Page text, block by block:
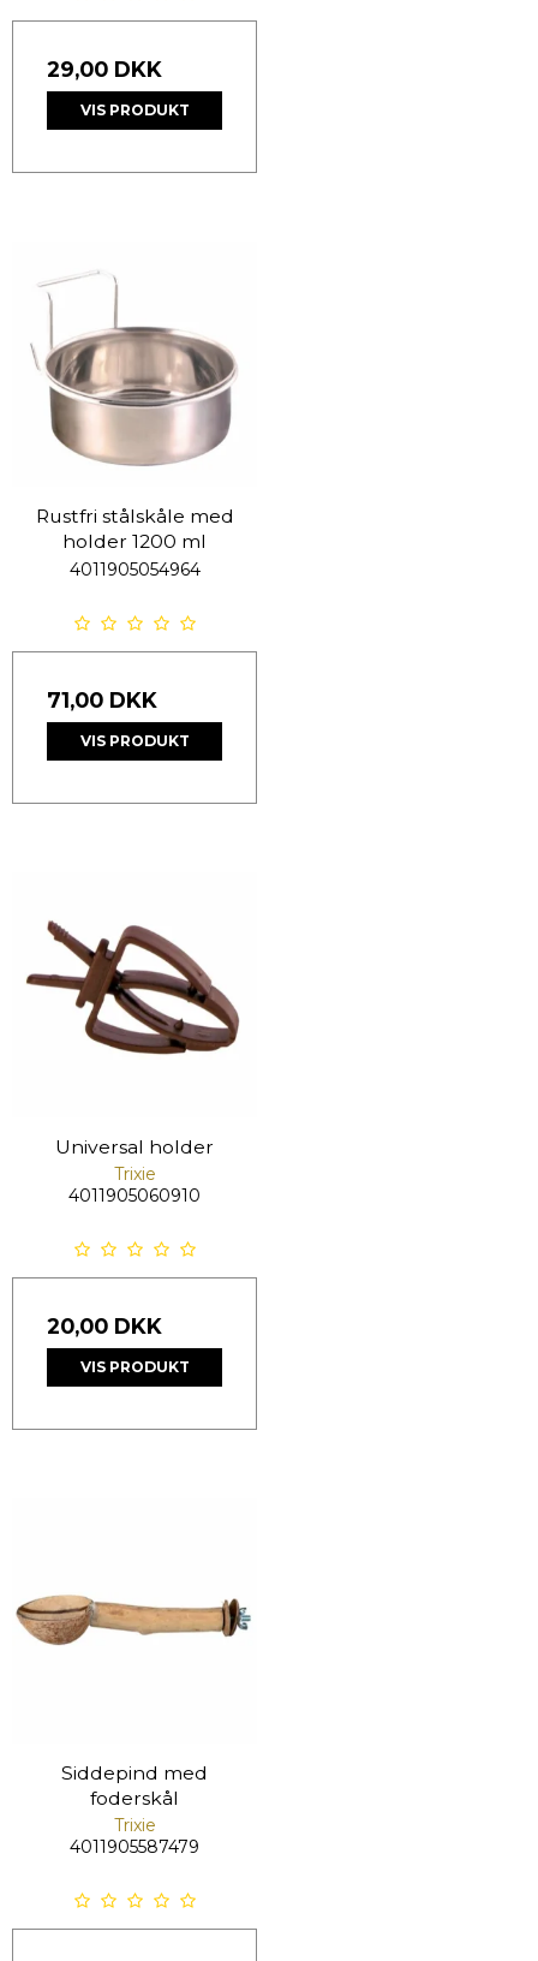
29,00 DKK
VIS PRODUKT
Rustfri stålskåle med
holder 1200 ml
4011905054964
71,00 DKK
VIS PRODUKT
Universal holder
Trixie
4011905060910
20,00 DKK
VIS PRODUKT
Siddepind med
foderskål
Trixie
4011905587479